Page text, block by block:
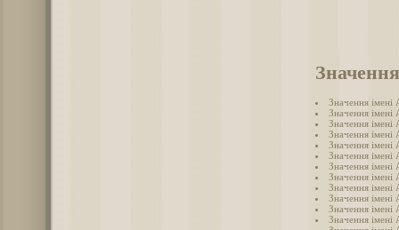
Значення імені
Значення імені
Значення імені
Значення імені
Значення імені
Значення імені
Значення імені
Значення імені
Значення імені
Значення імені
Значення імені
Значення імені